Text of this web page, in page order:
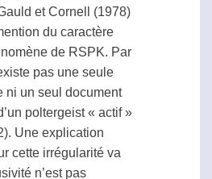
et Cornell (1978)
du caractère
de RSPK. Par
pas une seule
ni un seul document
poltergeist « actif »
Une explication
cette irrégularité va
n’est pas